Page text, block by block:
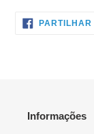
PARTILHAR
Informações